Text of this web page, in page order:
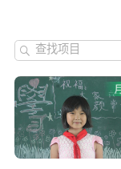
查找项目